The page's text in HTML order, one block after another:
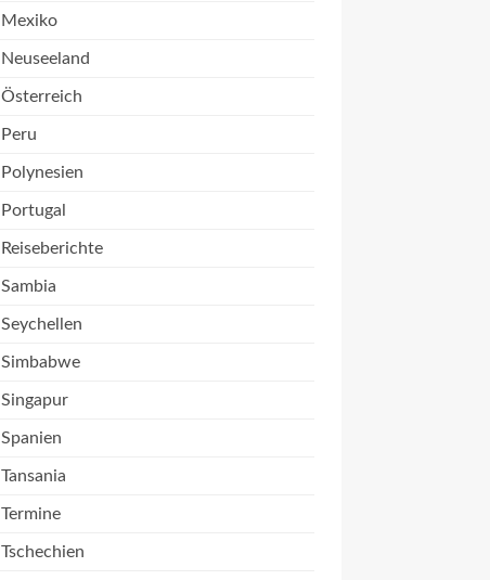
Mexiko
Neuseeland
Österreich
Peru
Polynesien
Portugal
Reiseberichte
Sambia
Seychellen
Simbabwe
Singapur
Spanien
Tansania
Termine
Tschechien